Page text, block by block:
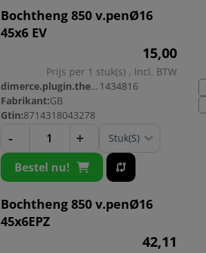
Bochtheng 850 v.penØ16
45x6 EV
15,00
Prijs per 1 stuk(s) , Incl. BTW
dimerce.plugin.theme.productnr: 1434816
Fabrikant:GB
Gtin:8714318043278
- +
Bestel nu!
Bochtheng 850 v.penØ16
45x6EPZ
42,11